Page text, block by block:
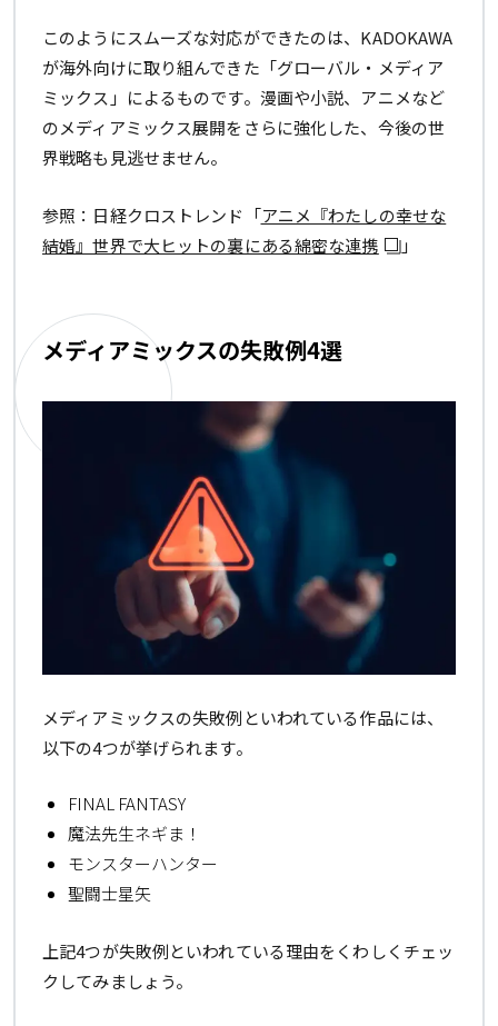
このようにスムーズな対応ができたのは、KADOKAWA
が海外向けに取り組んできた「グローバル・メディア
ミックス」によるものです。漫画や小説、アニメなど
のメディアミックス展開をさらに強化した、今後の世
界戦略も見逃せません。
参照：日経クロストレンド「アニメ『わたしの幸せな
結婚』世界で大ヒットの裏にある綿密な連携
」
メディアミックスの失敗例4選
メディアミックスの失敗例といわれている作品には、
以下の4つが挙げられます。
FINAL FANTASY
魔法先生ネギま！
モンスターハンター
聖闘士星矢
上記4つが失敗例といわれている理由をくわしくチェッ
クしてみましょう。